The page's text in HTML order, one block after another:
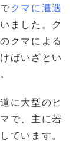
クマに遭遇
ました。ク
クマによる
ばいざとい
に大型のヒ
で、主に若
ています。